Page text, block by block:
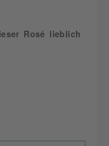
Rosé lieblich